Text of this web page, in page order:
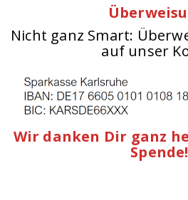
Nicht ganz Smart:
auf unser
Wir danken Dir ganz
Spende!